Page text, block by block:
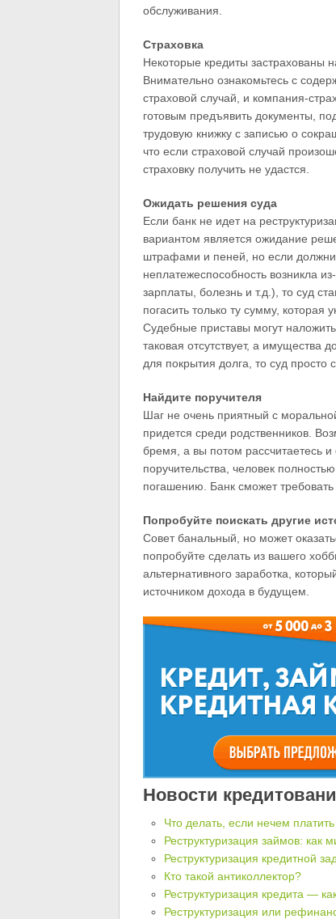
обслуживания.
Страховка
Некоторые кредиты застрахованы
Внимательно ознакомьтесь с
страховой случай, и компания-
готовым предъявить документы,
трудовую книжку с записью о
что если страховой случай
страховку получить не удастся.
Ожидать решения суда
Если банк не идет на
вариантом является ожидание
штрафами и пеней, но если
неплатежеспособность возникла
зарплаты, болезнь и т.д.), то суд
погасить только ту сумму, которая
Судебные приставы могут
таковая отсутствует, а имущества
для покрытия долга, то суд
Найдите поручителя
Шаг не очень приятный с
придется среди родственников.
бремя, а вы потом рассчитаетесь и
поручительства, человек
погашению. Банк сможет требовать
Попробуйте поискать другие
Совет банальный, но может
попробуйте сделать из вашего
альтернативного заработка,
источником дохода в будущем.
Новости
Что делать, если нечем
Реструктуризация займов: как
Реструктуризация кредитной
Кто такой антиколлектор?
Реструктуризация кредита —
Реструктуризация или